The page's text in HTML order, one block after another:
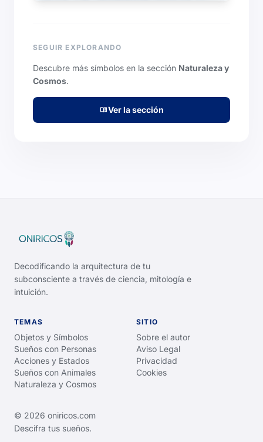
SEGUIR EXPLORANDO
Descubre más símbolos en la sección Naturaleza y
Cosmos.
menu_bookVer la sección
Decodificando la arquitectura de tu
subconsciente a través de ciencia, mitología e
intuición.
TEMAS
Objetos y Símbolos
Sueños con Personas
Acciones y Estados
Sueños con Animales
Naturaleza y Cosmos
SITIO
Sobre el autor
Aviso Legal
Privacidad
Cookies
© 2026 oniricos.com
Descifra tus sueños.